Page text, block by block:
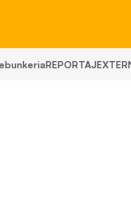
REPORTAJ